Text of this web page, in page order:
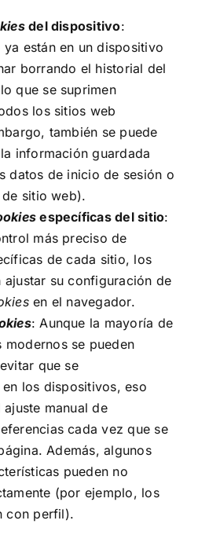
del dispositivo:
ya están en un dispositivo
borrando el historial del
que se suprimen
los sitios web
también se puede
información guardada
datos de inicio de sesión o
sitio web).
específicas del sitio:
más preciso de
de cada sitio, los
ajustar su configuración de
en el navegador.
: Aunque la mayoría de
modernos se pueden
que se
en los dispositivos, eso
manual de
cada vez que se
Además, algunos
pueden no
(por ejemplo, los
con perfil).